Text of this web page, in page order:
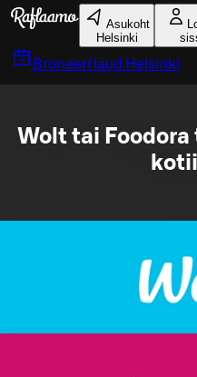
Liigu peamise sisu juurde
Asukoht
Helsinki
Broneeri laud Helsinki
Wolt tai